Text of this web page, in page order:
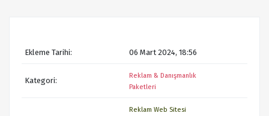
Ekleme Tarihi: 06 Mart 2024, 18:56
Kategori:
Reklam & Danışmanlık
Paketleri
Reklam Web Sitesi